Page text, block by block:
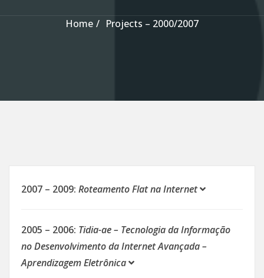
Home Projects – 2000/2007
2007 – 2009: Roteamento Flat na Internet
2005 – 2006: Tidia-ae – Tecnologia da Informação
no Desenvolvimento da Internet Avançada –
Aprendizagem Eletrônica